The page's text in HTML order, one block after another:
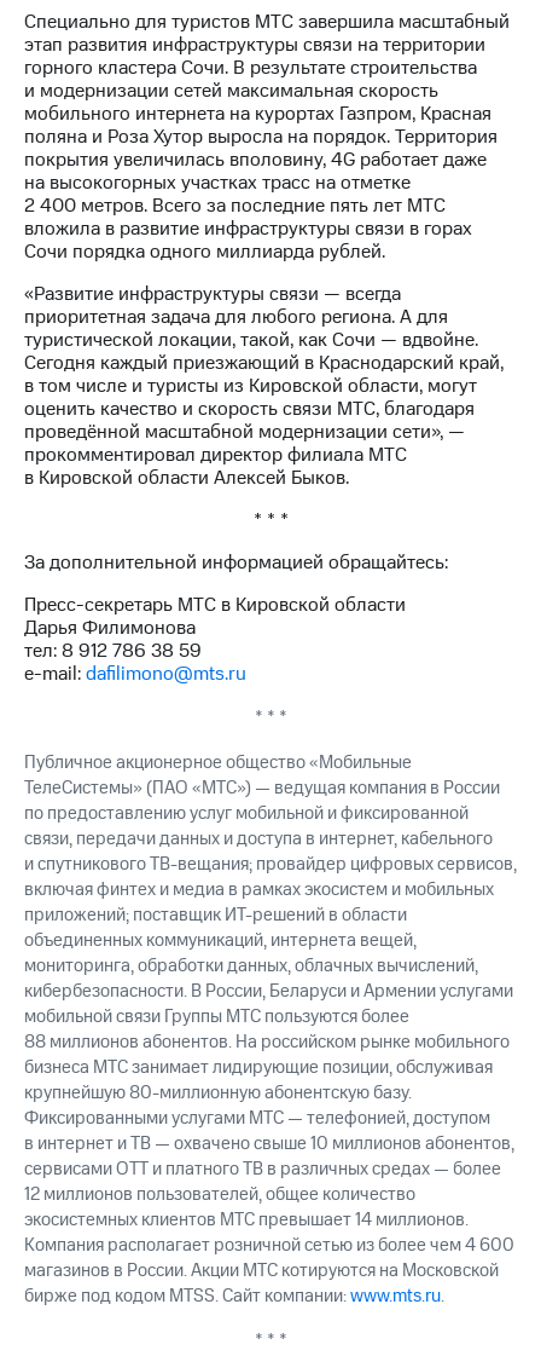
регионе
и акционерам
Корпоративное
управление
Корпоративный
секретарь
Раскрытие
информации
Информация
акционерам
Документы
ПАО
"МТС"
Собрания
акционеров
Личный
кабинет
акционера
Акционерный
и
Рынок
акций
Описание
выкупа
акций
Дивиденды
Рынок
облигаций
Описание
Еврооблигации-2023
Уведомление
о
погашении
именных
облигаций
Другое
Регистратор
Реквизиты
Контакты
развитие
деловая этика
На главную
Специально для туристов МТС завершила масштабный
этап развития инфраструктуры связи на территории
горного кластера Сочи. В результате строительства
и модернизации сетей максимальная скорость
мобильного интернета на курортах Газпром, Красная
поляна и Роза Хутор выросла на порядок. Территория
покрытия увеличилась вполовину, 4G работает даже
на высокогорных участках трасс на отметке
2 400 метров. Всего за последние пять лет МТС
вложила в развитие инфраструктуры связи в горах
Сочи порядка одного миллиарда рублей.
«Развитие инфраструктуры связи — всегда
приоритетная задача для любого региона. А для
туристической локации, такой, как Сочи — вдвойне.
Сегодня каждый приезжающий в Краснодарский край,
в том числе и туристы из Кировской области, могут
оценить качество и скорость связи МТС, благодаря
проведённой масштабной модернизации сети», —
прокомментировал директор филиала МТС
в Кировской области Алексей Быков.
* * *
За дополнительной информацией обращайтесь:
Пресс-секретарь МТС в Кировской области
Дарья Филимонова
тел: 8 912 786 38 59
e-mail:dafilimono@mts.ru
* * *
Публичное акционерное общество «Мобильные
ТелеСистемы» (ПАО «МТС») — ведущая компания в России
по предоставлению услуг мобильной и фиксированной
связи, передачи данных и доступа в интернет, кабельного
и спутникового ТВ-вещания; провайдер цифровых сервисов,
включая финтех и медиа в рамках экосистем и мобильных
приложений; поставщик ИТ-решений в области
объединенных коммуникаций, интернета вещей,
мониторинга, обработки данных, облачных вычислений,
кибербезопасности. В России, Беларуси и Армении услугами
мобильной связи Группы МТС пользуются более
88 миллионов абонентов. На российском рынке мобильного
бизнеса МТС занимает лидирующие позиции, обслуживая
крупнейшую 80-миллионную абонентскую базу.
Фиксированными услугами МТС — телефонией, доступом
в интернет и ТВ — охвачено свыше 10 миллионов абонентов,
сервисами OTT и платного ТВ в различных средах — более
12 миллионов пользователей, общее количество
экосистемных клиентов МТС превышает 14 миллионов.
Компания располагает розничной сетью из более чем 4 600
магазинов в России. Акции МТС котируются на Московской
бирже под кодом MTSS. Сайт компании:www.mts.ru.
* * *